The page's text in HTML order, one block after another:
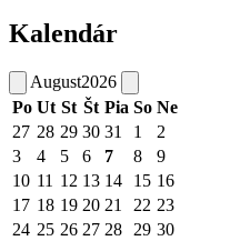
Kalendár
August2026
Po Ut St Št Pia So Ne
27 28 29 30 31 1
2
3
4 5 6 7 8
9
10 11 12 13 14 15 16
17 18 19 20 21 22 23
24 25 26 27 28 29 30